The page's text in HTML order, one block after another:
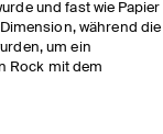
und fast wie Papier
während die
um ein
Rock mit dem